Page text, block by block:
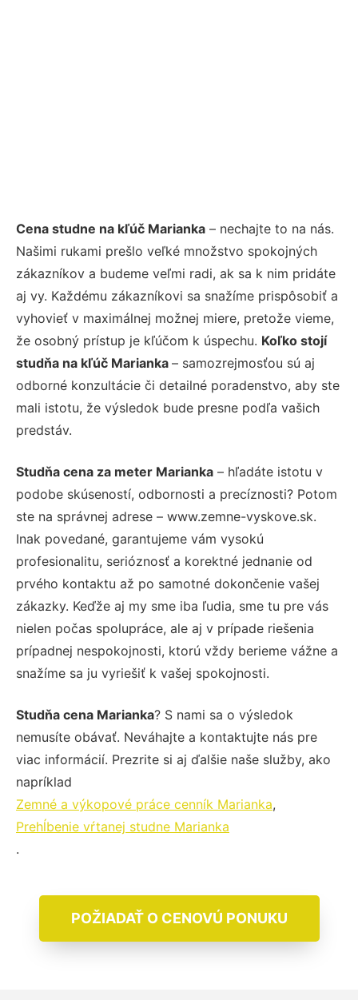
Cena studne na kľúč Marianka – nechajte to na nás.
Našimi rukami prešlo veľké množstvo spokojných
zákazníkov a budeme veľmi radi, ak sa k nim pridáte
aj vy. Každému zákazníkovi sa snažíme prispôsobiť a
vyhovieť v maximálnej možnej miere, pretože vieme,
že osobný prístup je kľúčom k úspechu. Koľko stojí
studňa na kľúč Marianka – samozrejmosťou sú aj
odborné konzultácie či detailné poradenstvo, aby ste
mali istotu, že výsledok bude presne podľa vašich
predstáv.
Studňa cena za meter Marianka – hľadáte istotu v
podobe skúseností, odbornosti a precíznosti? Potom
ste na správnej adrese – www.zemne-vyskove.sk.
Inak povedané, garantujeme vám vysokú
profesionalitu, serióznosť a korektné jednanie od
prvého kontaktu až po samotné dokončenie vašej
zákazky. Keďže aj my sme iba ľudia, sme tu pre vás
nielen počas spolupráce, ale aj v prípade riešenia
prípadnej nespokojnosti, ktorú vždy berieme vážne a
snažíme sa ju vyriešiť k vašej spokojnosti.
Studňa cena Marianka? S nami sa o výsledok
nemusíte obávať. Neváhajte a kontaktujte nás pre
viac informácií. Prezrite si aj ďalšie naše služby, ako
napríklad
Zemné a výkopové práce cenník Marianka,
Prehĺbenie vŕtanej studne Marianka
.
POŽIADAŤ O CENOVÚ PONUKU